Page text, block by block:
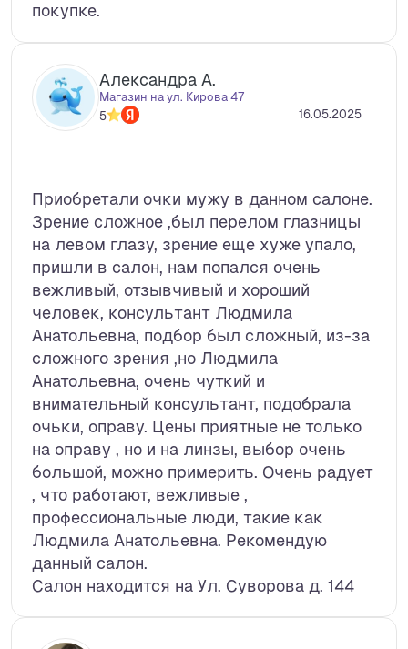
покупке.
Александра А.
Магазин на ул. Кирова 47
5
16.05.2025
Приобретали очки мужу в данном салоне.
Зрение сложное ,был перелом глазницы
на левом глазу, зрение еще хуже упало,
пришли в салон, нам попался очень
вежливый, отзывчивый и хороший
человек, консультант Людмила
Анатольевна, подбор был сложный, из-за
сложного зрения ,но Людмила
Анатольевна, очень чуткий и
внимательный консультант, подобрала
очьки, оправу. Цены приятные не только
на оправу , но и на линзы, выбор очень
большой, можно примерить. Очень радует
, что работают, вежливые ,
профессиональные люди, такие как
Людмила Анатольевна. Рекомендую
данный салон.
Салон находится на Ул. Суворова д. 144